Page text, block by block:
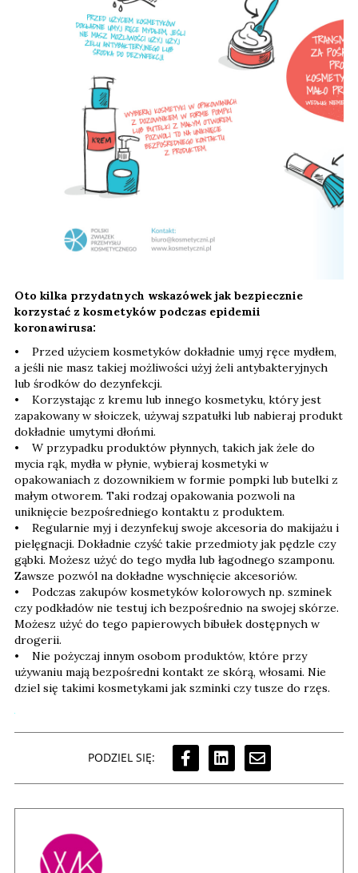
Oto kilka przydatnych wskazówek jak bezpiecznie
korzystać z kosmetyków podczas epidemii
koronawirusa:
• Przed użyciem kosmetyków dokładnie umyj ręce mydłem,
a jeśli nie masz takiej możliwości użyj żeli antybakteryjnych
lub środków do dezynfekcji.
• Korzystając z kremu lub innego kosmetyku, który jest
zapakowany w słoiczek, używaj szpatułki lub nabieraj produkt
dokładnie umytymi dłońmi.
• W przypadku produktów płynnych, takich jak żele do
mycia rąk, mydła w płynie, wybieraj kosmetyki w
opakowaniach z dozownikiem w formie pompki lub butelki z
małym otworem. Taki rodzaj opakowania pozwoli na
uniknięcie bezpośredniego kontaktu z produktem.
• Regularnie myj i dezynfekuj swoje akcesoria do makijażu i
pielęgnacji. Dokładnie czyść takie przedmioty jak pędzle czy
gąbki. Możesz użyć do tego mydła lub łagodnego szamponu.
Zawsze pozwól na dokładne wyschnięcie akcesoriów.
• Podczas zakupów kosmetyków kolorowych np. szminek
czy podkładów nie testuj ich bezpośrednio na swojej skórze.
Możesz użyć do tego papierowych bibułek dostępnych w
drogerii.
• Nie pożyczaj innym osobom produktów, które przy
używaniu mają bezpośredni kontakt ze skórą, włosami. Nie
dziel się takimi kosmetykami jak szminki czy tusze do rzęs.
PODZIEL SIĘ: